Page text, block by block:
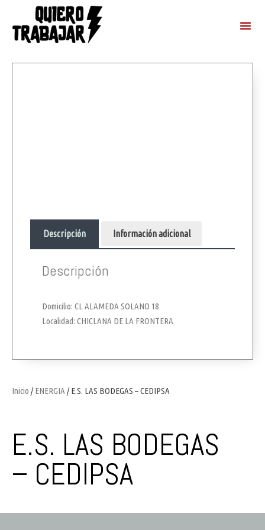
Inicio /ENERGIA / E.S. LAS BODEGAS – CEDIPSA
E.S. LAS BODEGAS
– CEDIPSA
Descripción Información adicional
Descripción
Domicilio: CL ALAMEDA SOLANO 18
Localidad: CHICLANA DE LA FRONTERA